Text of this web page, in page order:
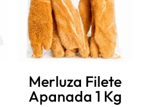
Merluza Filete
Apanada 1 Kg